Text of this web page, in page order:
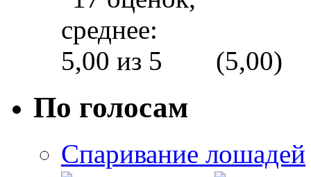
(5,00)
По голосам
Спаривание лошадей